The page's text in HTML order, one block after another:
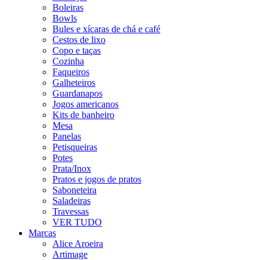
Boleiras
Bowls
Bules e xícaras de chá e café
Cestos de lixo
Copo e taças
Cozinha
Faqueiros
Galheteiros
Guardanapos
Jogos americanos
Kits de banheiro
Mesa
Panelas
Petisqueiras
Potes
Prata/Inox
Pratos e jogos de pratos
Saboneteira
Saladeiras
Travessas
VER TUDO
Marcas
Alice Aroeira
Artimage